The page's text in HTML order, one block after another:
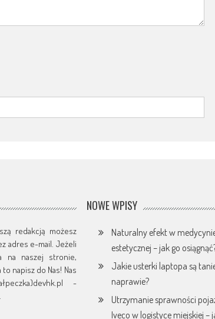
redakcją możesz
adres e-mail. Jeżeli
na naszej stronie,
napisz do Nas! Nas
-
NOWE WPISY
Naturalny efekt w
estetycznej – jak go
Jakie usterki laptopa są
naprawie?
Utrzymanie sprawności
Iveco w logistyce miejskiej –